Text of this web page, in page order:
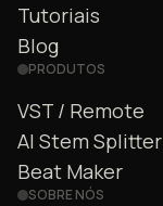
Tutoriais
Blog
PRODUTOS
VST / Remote
AI Stem Splitter
Beat Maker
SOBRE NÓS